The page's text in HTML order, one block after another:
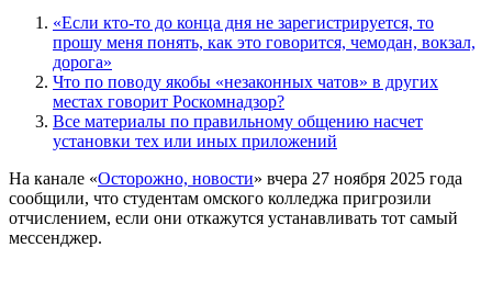
«Если кто-то до конца дня не зарегистрируется, то
прошу меня понять, как это говорится, чемодан, вокзал,
дорога»
Что по поводу якобы «незаконных чатов» в других
местах говорит Роскомнадзор?
Все материалы по правильному общению насчет
установки тех или иных приложений
На канале «Осторожно, новости» вчера 27 ноября 2025 года
сообщили, что студентам омского колледжа пригрозили
отчислением, если они откажутся устанавливать тот самый
мессенджер.